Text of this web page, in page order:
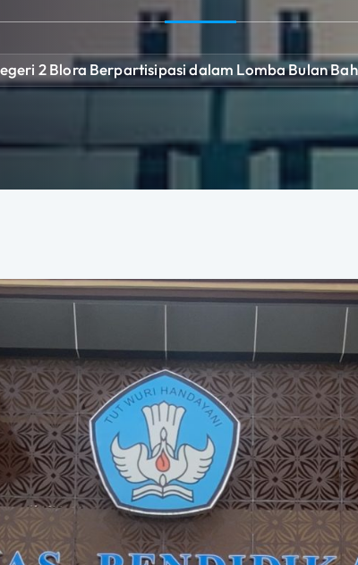
2 Blora Berpartisipasi dalam Lomba Bulan